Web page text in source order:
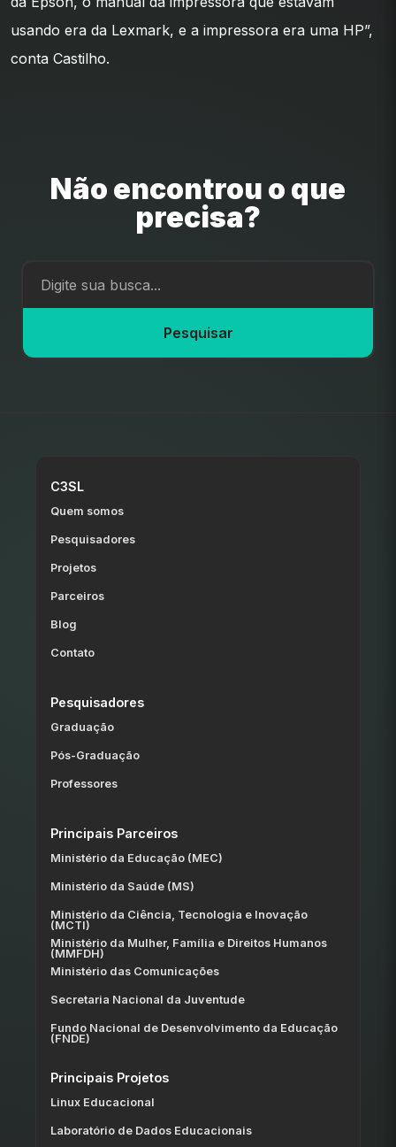
usando era da Lexmark, e a impressora era uma HP”,
conta Castilho.
Não encontrou o que
precisa?
Pesquisar
C3SL
Quem somos
Pesquisadores
Projetos
Parceiros
Blog
Contato
Pesquisadores
Graduação
Pós-Graduação
Professores
Principais Parceiros
Ministério da Educação (MEC)
Ministério da Saúde (MS)
Ministério da Ciência, Tecnologia e Inovação
(MCTI)
Ministério da Mulher, Família e Direitos Humanos
(MMFDH)
Ministério das Comunicações
Secretaria Nacional da Juventude
Fundo Nacional de Desenvolvimento da Educação
(FNDE)
Principais Projetos
Linux Educacional
Laboratório de Dados Educacionais